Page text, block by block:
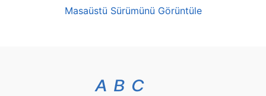
Masaüstü Sürümünü Görüntüle
A B C